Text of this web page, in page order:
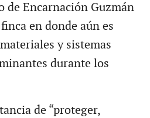
de Encarnación Guzmán
en donde aún es
y sistemas
durante los
de “proteger,